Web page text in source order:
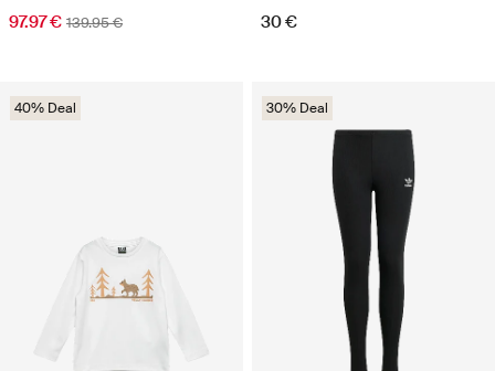
97.97 € 139.95 € 30 €
40% Deal 30% Deal